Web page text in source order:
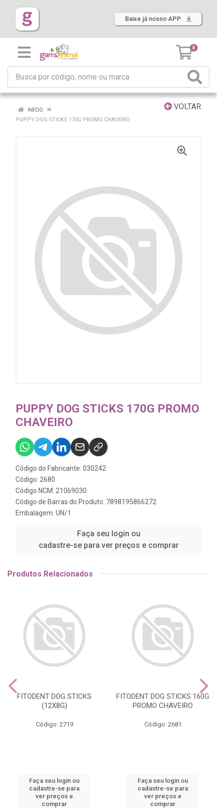
Baixe já nosso APP
0
VOLTAR
INÍCIO
PUPPY DOG STICKS 170G PROMO CHAVEIRO
PUPPY DOG STICKS 170G PROMO
CHAVEIRO
Código do Fabricante: 030242
Código: 2680
Código NCM: 21069030
Código de Barras do Produto: 7898195866272
Embalagem: UN/1
Faça seu login ou
cadastre-se para ver preços e comprar
Produtos Relacionados
FITODENT DOG STICKS
(12X8G)
Código: 2719
Faça seu login ou
cadastre-se para
ver preços e
comprar
FITODENT DOG STICKS 160G
PROMO CHAVEIRO
Código: 2681
Faça seu login ou
cadastre-se para
ver preços e
comprar